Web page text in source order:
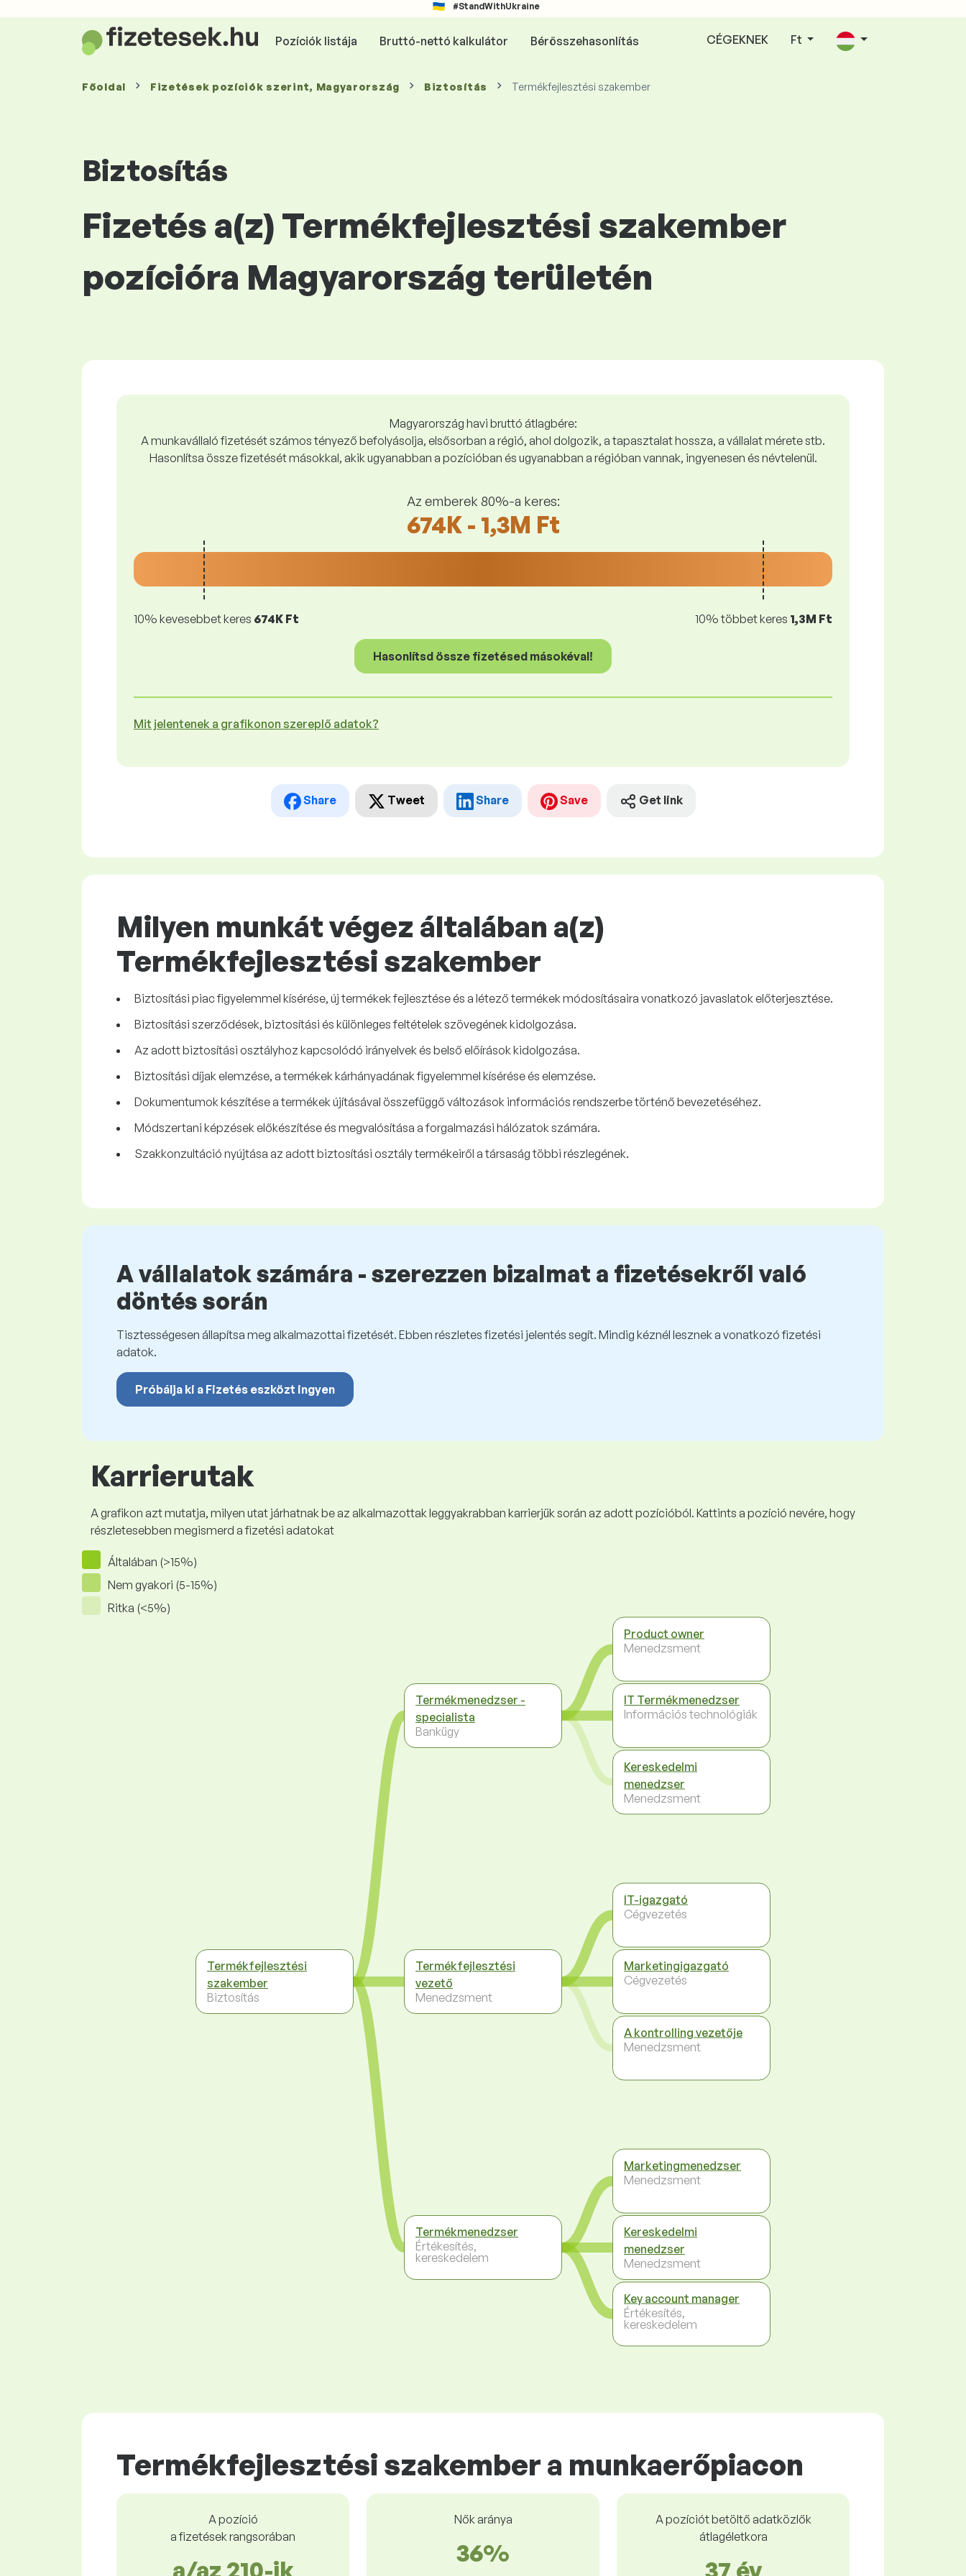
#StandWithUkraine
Pozíciók listája Bruttó-nettó kalkulátor Bérösszehasonlítás CÉGEKNEK Ft
Főoldal Fizetések pozíciók szerint, Magyarország Biztosítás Termékfejlesztési szakember
Biztosítás
Fizetés a(z) Termékfejlesztési szakember
pozícióra Magyarország területén
Magyarország havi bruttó átlagbére:
A munkavállaló fizetését számos tényező befolyásolja, elsősorban a régió, ahol dolgozik, a tapasztalat hossza, a vállalat mérete stb.
Hasonlítsa össze fizetését másokkal, akik ugyanabban a pozícióban és ugyanabban a régióban vannak, ingyenesen és névtelenül.
Az emberek 80%-a keres:
674K - 1,3M Ft
10% kevesebbet keres 674K Ft 10% többet keres 1,3M Ft
Hasonlítsd össze fizetésed másokéval!
Mit jelentenek a grafikonon szereplő adatok?
Share Tweet Share Save Get link
Milyen munkát végez általában a(z)
Termékfejlesztési szakember
Biztosítási piac figyelemmel kísérése, új termékek fejlesztése és a létező termékek módosításaira vonatkozó javaslatok előterjesztése.
Biztosítási szerződések, biztosítási és különleges feltételek szövegének kidolgozása.
Az adott biztosítási osztályhoz kapcsolódó irányelvek és belső előírások kidolgozása.
Biztosítási díjak elemzése, a termékek kárhányadának figyelemmel kísérése és elemzése.
Dokumentumok készítése a termékek újításával összefüggő változások információs rendszerbe történő bevezetéséhez.
Módszertani képzések előkészítése és megvalósítása a forgalmazási hálózatok számára.
Szakkonzultáció nyújtása az adott biztosítási osztály termékeiről a társaság többi részlegének.
A vállalatok számára - szerezzen bizalmat a fizetésekről való
döntés során
Tisztességesen állapítsa meg alkalmazottai fizetését. Ebben részletes fizetési jelentés segít. Mindig kéznél lesznek a vonatkozó fizetési
adatok.
Próbálja ki a Fizetés eszközt ingyen
Karrierutak
A grafikon azt mutatja, milyen utat járhatnak be az alkalmazottak leggyakrabban karrierjük során az adott pozícióból. Kattints a pozíció nevére, hogy
részletesebben megismerd a fizetési adatokat
Általában (>15%)
Nem gyakori (5-15%)
Ritka (<5%)
Termékfejlesztési
szakember
Biztosítás
Termékmenedzser -
specialista
Bankügy
Termékfejlesztési
vezető
Menedzsment
Termékmenedzser
Értékesítés,
kereskedelem
Product owner
Menedzsment
IT Termékmenedzser
Információs technológiák
Kereskedelmi
menedzser
Menedzsment
IT-igazgató
Cégvezetés
Marketingigazgató
Cégvezetés
A kontrolling vezetője
Menedzsment
Marketingmenedzser
Menedzsment
Kereskedelmi
menedzser
Menedzsment
Key account manager
Értékesítés,
kereskedelem
Termékfejlesztési szakember a munkaerőpiacon
A pozíció
a fizetések rangsorában
a/az 210-ik
Nők aránya
36%
A pozíciót betöltő adatközlők
átlagéletkora
37 év